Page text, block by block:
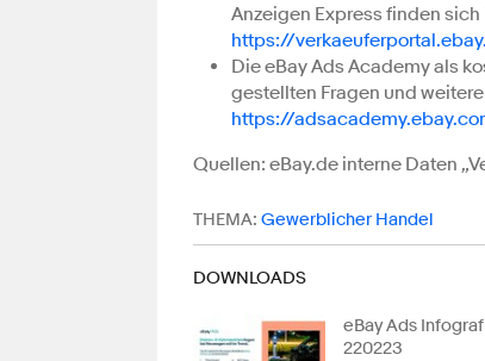
Anzeigen Express finden
https://
Die eBay Ads Academy als
gestellten Fragen und
https://
Quellen: eBay.de interne Daten
THEMA: Gewerblicher Handel
DOWNLOADS
eBay Ads
220223